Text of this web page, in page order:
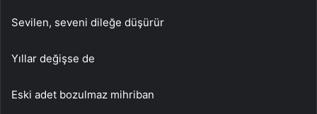
Sevilen, seveni dileğe düşürür
Yıllar değişse de
Eski adet bozulmaz mihriban